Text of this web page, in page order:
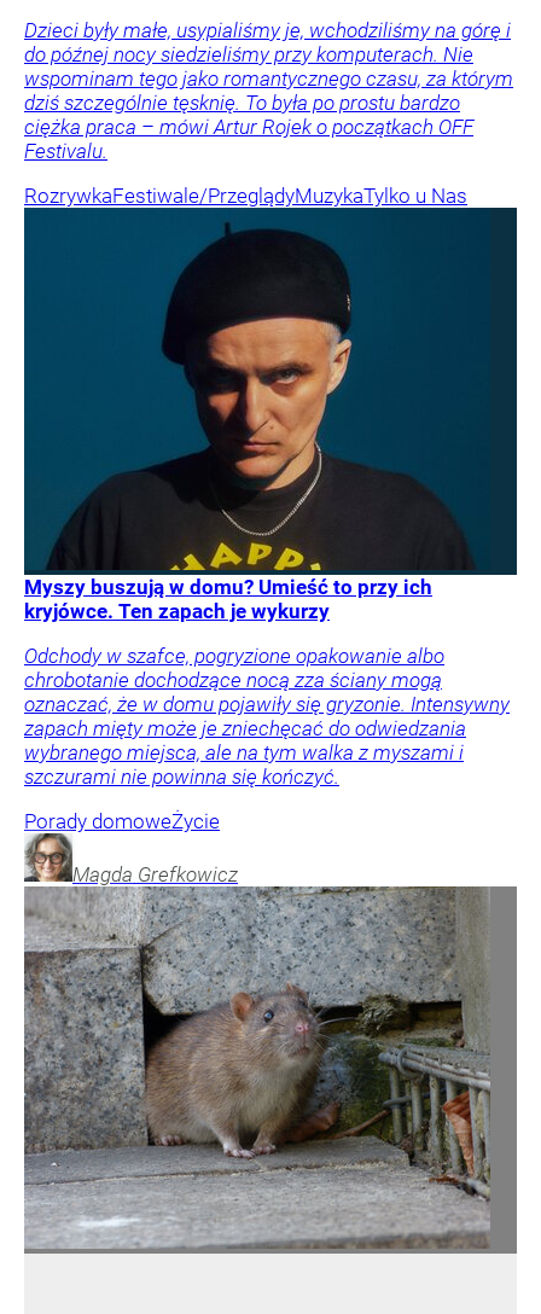
Dzieci były małe, usypialiśmy je, wchodziliśmy na górę i
do późnej nocy siedzieliśmy przy komputerach. Nie
wspominam tego jako romantycznego czasu, za którym
dziś szczególnie tęsknię. To była po prostu bardzo
ciężka praca – mówi Artur Rojek o początkach OFF
Festivalu.
RozrywkaFestiwale/PrzeglądyMuzykaTylko u Nas
Myszy buszują w domu? Umieść to przy ich
kryjówce. Ten zapach je wykurzy
Odchody w szafce, pogryzione opakowanie albo
chrobotanie dochodzące nocą zza ściany mogą
oznaczać, że w domu pojawiły się gryzonie. Intensywny
zapach mięty może je zniechęcać do odwiedzania
wybranego miejsca, ale na tym walka z myszami i
szczurami nie powinna się kończyć.
Porady domoweŻycie
Magda Grefkowicz